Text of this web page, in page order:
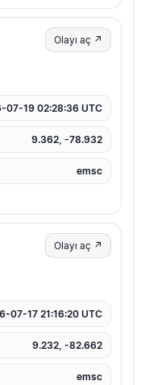
Olayı aç ↗
07-19 02:28:36 UTC
9.362, -78.932
emsc
Olayı aç ↗
07-17 21:16:20 UTC
9.232, -82.662
emsc